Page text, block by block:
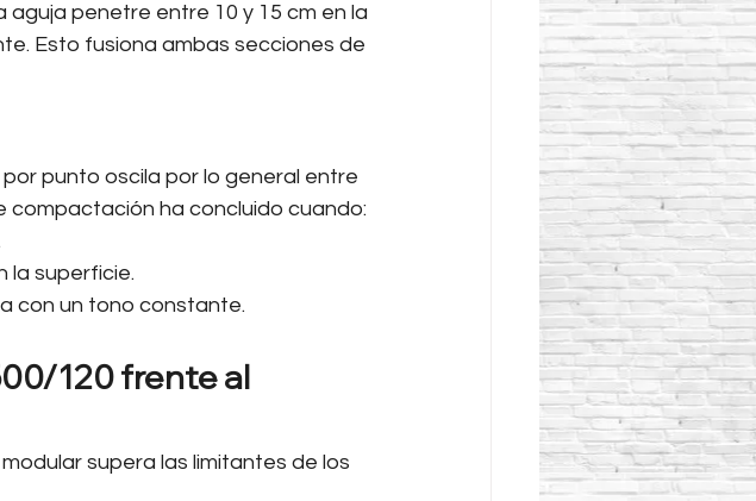
penetre entre 10 y 15 cm en la
Esto fusiona ambas secciones de
por punto oscila por lo general entre
compactación ha concluido cuando:
la superficie.
con un tono constante.
120 frente al
modular supera las limitantes de los